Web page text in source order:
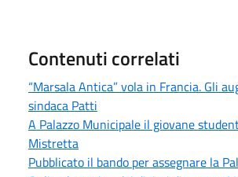
Contenuti correlati
“Marsala Antica” vola in Francia. Gli
sindaca Patti
A Palazzo Municipale il giovane
Mistretta
Pubblicato il bando per assegnare la